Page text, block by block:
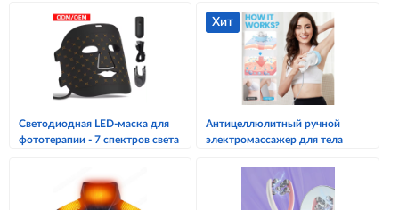
Светодиодная LED-маска для
фототерапии - 7 спектров света
Хит
Антицеллюлитный ручной
электромассажер для тела